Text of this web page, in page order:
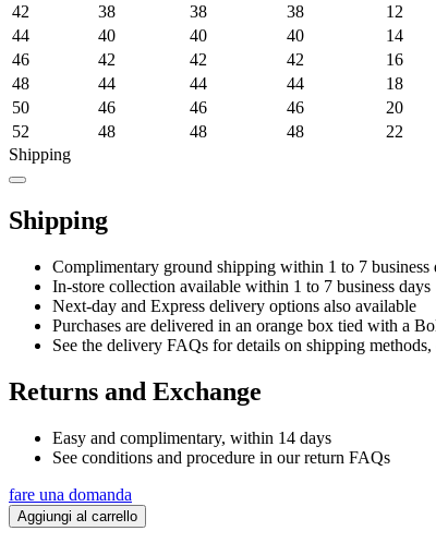
42
38 38 38 12
44
40 40 40 14
46
42 42 42 16
48
44 44 44 18
50
46 46 46 20
52
48 48 48 22
Shipping
Shipping
Complimentary ground shipping within 1 to 7 business
In-store collection available within 1 to 7 business days
Next-day and Express delivery options also available
Purchases are delivered in an orange box tied with a
See the delivery FAQs for details on shipping
Returns and Exchange
Easy and complimentary, within 14 days
See conditions and procedure in our return FAQs
fare una domanda
Aggiungi al carrello